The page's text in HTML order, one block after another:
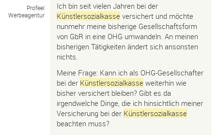
Profeel
Werbeagentur
Ich bin seit vielen Jahren bei der
Künstlersozialkasse versichert und möchte
nunmehr meine bisherige Gesellschaftsform
von GbR in eine OHG umwandeln. An meinen
bisherigen Tätigkeiten ändert sich ansonsten
nichts.
Meine Frage: Kann ich als OHG-Gesellschafter
bei der Künstlersozialkasse weiterhin wie
bisher versichert bleiben? Gibt es da
irgendwelche Dinge, die ich hinsichtlich meiner
Versicherung bei der Künstlersozialkasse
beachten muss?